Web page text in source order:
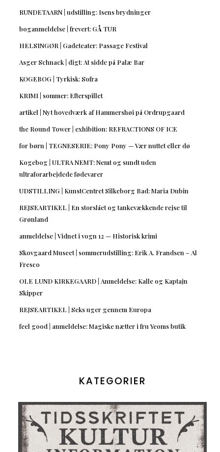
RUNDETAARN | udstilling: Isens brydninger
boganmeldelse | frevert: GÅ TUR
HELSINGØR | Gadeteater: Passage Festival
Asger Schnack | digt: At sidde på Palæ Bar
KOGEBOG | Tyrkisk: Sofra
KRIMI | sommer: Efterspillet
artikel | Nyt hovedværk af Hammershøi på Ordrupgaard
the Round Tower | exhibition: REFRACTIONS OF ICE
for børn | TEGNESERIE: Pony Pony — Vær nuttet eller dø
Kogebog | ULTRA NEMT: Nemt og sundt uden
ultraforarbejdede fødevarer
UDSTILLING | KunstCentret Silkeborg Bad: Maria Dubin
REJSEARTIKEL | En storslået og tankevækkende rejse til
Grønland
anmeldelse | Vidnet i vogn 12 — Historisk krimi
Skovgaard Museet | sommerudstilling: Erik A. Frandsen – Al
Fresco
OLE LUND KIRKEGAARD | Anmeldelse: Kalle og Kaptajn
Skipper
REJSEARTIKEL | Seks uger gennem Europa
feel good | anmeldelse: Magiske nætter i fru Yeoms butik
KATEGORIER